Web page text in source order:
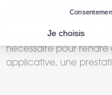
contrat
bon fonctionnement
techniques.
nécessaire pour
applicative, une